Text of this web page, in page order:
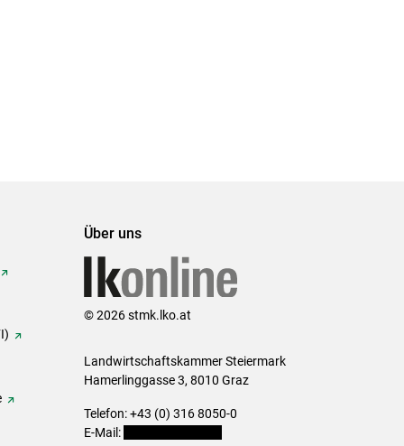
Über uns
© 2026 stmk.lko.at
Landwirtschaftskammer Steiermark
Hamerlinggasse 3, 8010 Graz
Telefon: +43 (0) 316 8050-0
E-Mail: